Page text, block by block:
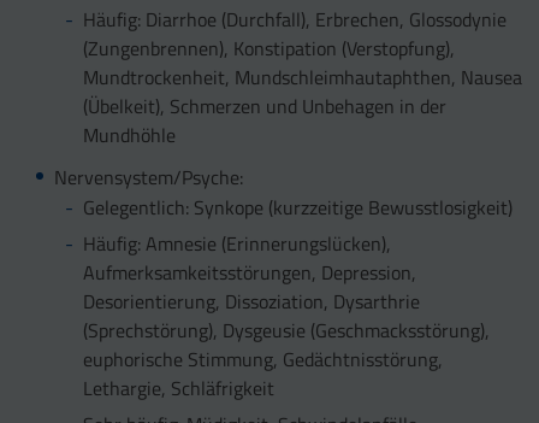
Häufig: Diarrhoe (Durchfall), Erbrechen, Glossodynie
(Zungenbrennen), Konstipation (Verstopfung),
Mundtrockenheit, Mundschleimhautaphthen, Nausea
(Übelkeit), Schmerzen und Unbehagen in der
Mundhöhle
Nervensystem/Psyche:
Gelegentlich: Synkope (kurzzeitige Bewusstlosigkeit)
Häufig: Amnesie (Erinnerungslücken),
Aufmerksamkeitsstörungen, Depression,
Desorientierung, Dissoziation, Dysarthrie
(Sprechstörung), Dysgeusie (Geschmacksstörung),
euphorische Stimmung, Gedächtnisstörung,
Lethargie, Schläfrigkeit